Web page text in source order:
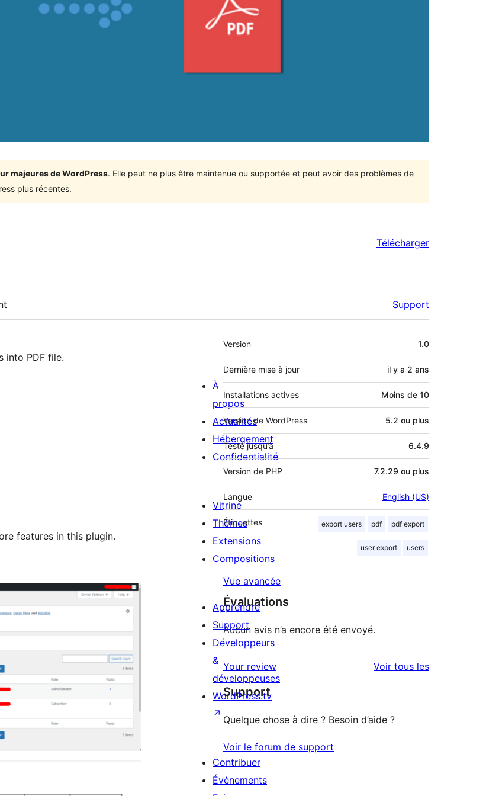
majeures de WordPress. Elle peut ne plus être maintenue ou supportée et peut avoir des problèmes de
plus récentes.
Télécharger
Support
into PDF file.
features in this plugin.
Méta
Version 1.0
Dernière mise à jour il y a 2 ans
Installations actives Moins de 10
Version de WordPress 5.2 ou plus
Testé jusqu’à 6.4.9
Version de PHP 7.2.29 ou plus
Langue English (US)
Étiquettes export users pdf pdf export
user export users
Vue avancée
Évaluations
Aucun avis n’a encore été envoyé.
Your review Voir tous lesavis
Support
Quelque chose à dire ? Besoin d’aide ?
Voir le forum de support
À
propos
Actualités
Hébergement
Confidentialité
Vitrine
Thèmes
Extensions
Compositions
Apprendre
Support
Développeurs
&
développeuses
WordPress.tv
↗
Contribuer
Évènements